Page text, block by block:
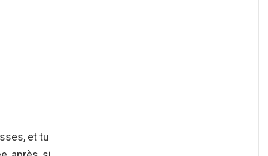
et tu